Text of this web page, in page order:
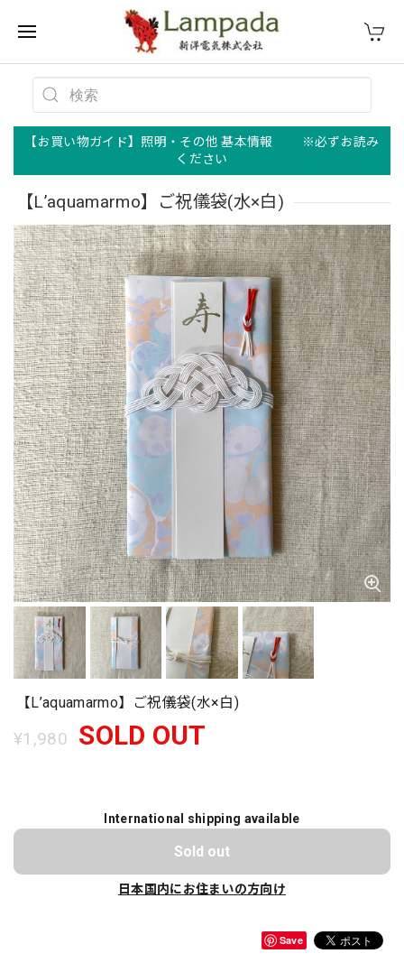
【お買い物ガイド】照明・その他 基本情報 ※必ずお読み
ください
【L’aquamarmo】ご祝儀袋(水×白)
【L’aquamarmo】ご祝儀袋(水×白)
¥1,980 SOLD OUT
International shipping available
Sold out
日本国内にお住まいの方向け
Save